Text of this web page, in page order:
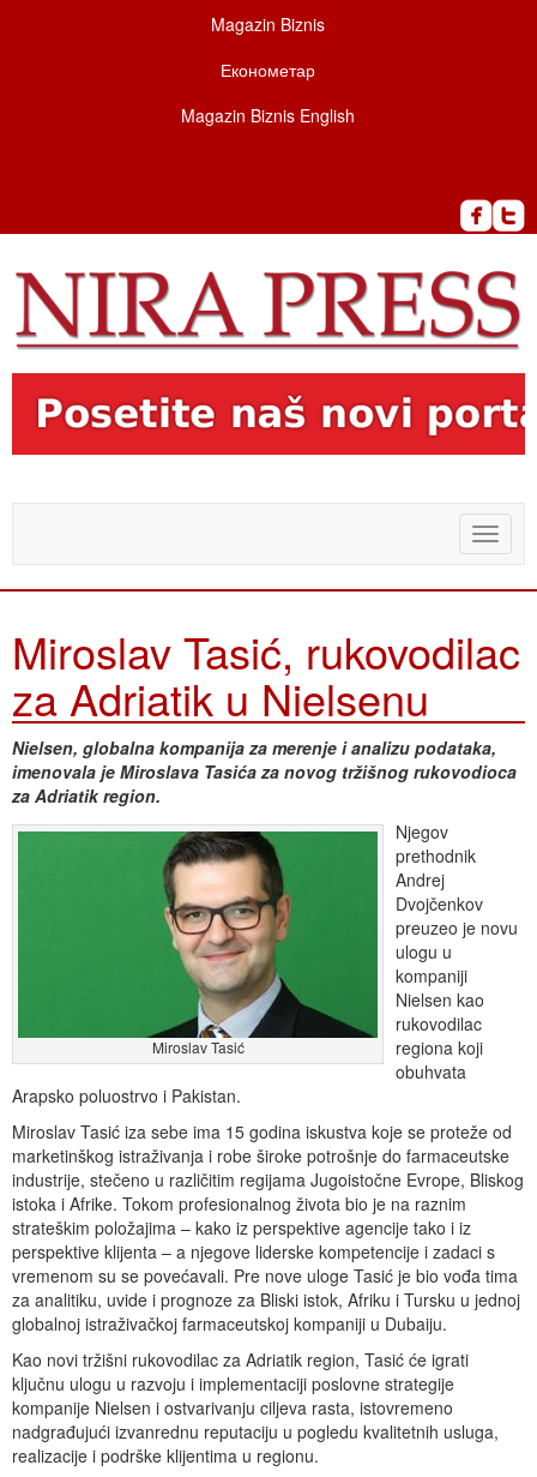
Magazin Biznis
Економетар
Magazin Biznis English
Toggle
Miroslav Tasić, rukovodilac
za Adriatik u Nielsenu
Nielsen, globalna kompanija za merenje i analizu podataka,
imenovala je Miroslava Tasića za novog tržišnog rukovodioca
za Adriatik region.
Miroslav Tasić
Njegov
prethodnik
Andrej
Dvojčenkov
preuzeo je novu
ulogu u
kompaniji
Nielsen kao
rukovodilac
regiona koji
obuhvata
Arapsko poluostrvo i Pakistan.
Miroslav Tasić iza sebe ima 15 godina iskustva koje se proteže od
marketinškog istraživanja i robe široke potrošnje do farmaceutske
industrije, stečeno u različitim regijama Jugoistočne Evrope, Bliskog
istoka i Afrike. Tokom profesionalnog života bio je na raznim
strateškim položajima – kako iz perspektive agencije tako i iz
perspektive klijenta – a njegove liderske kompetencije i zadaci s
vremenom su se povećavali. Pre nove uloge Tasić je bio vođa tima
za analitiku, uvide i prognoze za Bliski istok, Afriku i Tursku u jednoj
globalnoj istraživačkoj farmaceutskoj kompaniji u Dubaiju.
Kao novi tržišni rukovodilac za Adriatik region, Tasić će igrati
ključnu ulogu u razvoju i implementaciji poslovne strategije
kompanije Nielsen i ostvarivanju ciljeva rasta, istovremeno
nadgrađujući izvanrednu reputaciju u pogledu kvalitetnih usluga,
realizacije i podrške klijentima u regionu.